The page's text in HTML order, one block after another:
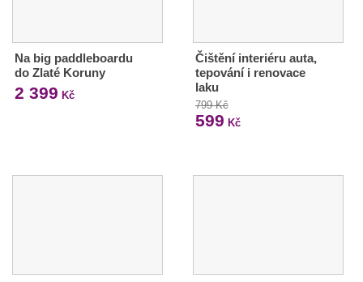
Na big paddleboardu
do Zlaté Koruny
2 399 Kč
Čištění interiéru auta,
tepování i renovace
laku
799 Kč
599 Kč